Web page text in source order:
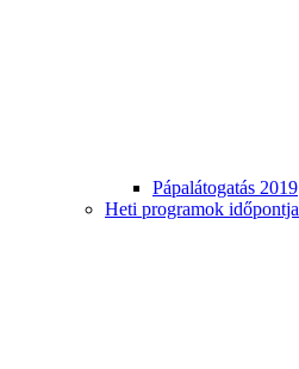
Pápalátogatás 2019
Heti programok időpontja